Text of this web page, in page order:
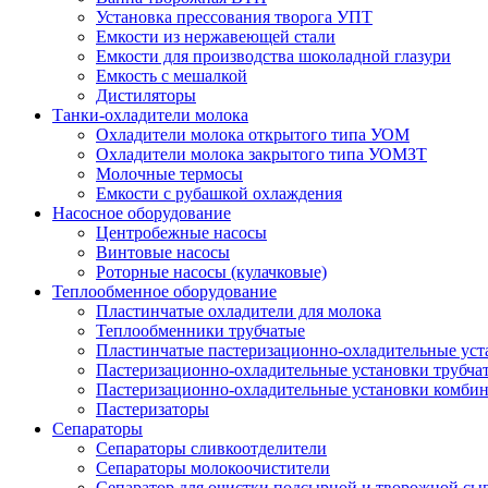
Установка прессования творога УПТ
Емкости из нержавеющей стали
Емкости для производства шоколадной глазури
Емкость с мешалкой
Дистиляторы
Танки-охладители молока
Охладители молока открытого типа УОМ
Охладители молока закрытого типа УОМЗТ
Молочные термосы
Емкости с рубашкой охлаждения
Насосное оборудование
Центробежные насосы
Винтовые насосы
Роторные насосы (кулачковые)
Теплообменное оборудование
Пластинчатые охладители для молока
Теплообменники трубчатые
Пластинчатые пастеризационно-охладительные
Пастеризационно-охладительные установки
Пастеризационно-охладительные установки
Пастеризаторы
Сепараторы
Сепараторы сливкоотделители
Сепараторы молокоочистители